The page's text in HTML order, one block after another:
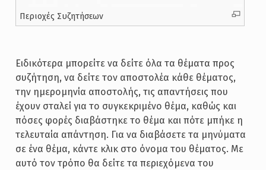
Περιοχές Συζητήσεων
Ειδικότερα μπορείτε να δείτε όλα τα θέματα προς
συζήτηση, να δείτε τον αποστολέα κάθε θέματος,
την ημερομηνία αποστολής, τις απαντήσεις που
έχουν σταλεί για το συγκεκριμένο θέμα, καθώς και
πόσες φορές διαβάστηκε το θέμα και πότε μπήκε η
τελευταία απάντηση. Για να διαβάσετε τα μηνύματα
σε ένα θέμα, κάντε κλικ στο όνομα του θέματος. Με
αυτό τον τρόπο θα δείτε τα περιεχόμενα του